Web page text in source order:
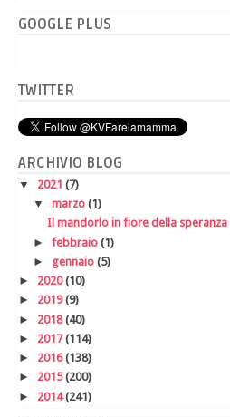
GOOGLE PLUS
TWITTER
ARCHIVIO BLOG
▼ 2021 (7)
▼ marzo (1)
Il mandorlo in fiore della speranza
► febbraio (1)
► gennaio (5)
► 2020(10)
► 2019(9)
► 2018(40)
► 2017(114)
► 2016(138)
► 2015(200)
► 2014(241)